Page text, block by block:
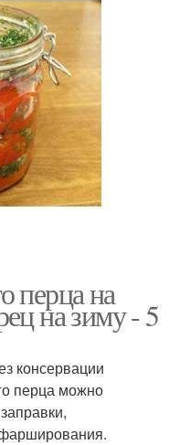
перца на
на зиму - 5
консервации
перца можно